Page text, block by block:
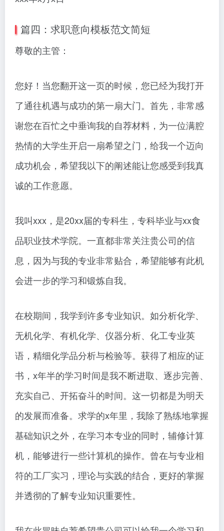
篇四：求职意向模板范文简短
尊敬的主管：
您好！当您翻开这一页的时候，您已经为我打开
了通往机遇与成功的第一扇大门。首先，非常感
谢您在百忙之中垂询我的自荐材料，为一位满腔
热情的大学生开启一扇希望之门，给我一个迈向
成功机会，希望我以下的阐述能让您感受到我真
诚的工作意愿。
我叫xxx，是20xx届的专科生，专科毕业与xx食
品职业技术学院。一直都非常关注贵公司的信
息，因为与我的专业非常贴合，希望能够有此机
会进一步的学习和锻炼自我。
在校期间，我学到许多专业知识。如分析化学、
无机化学、有机化学、仪器分析、化工专业英
语，精细化学品分析与检验等。获得了相应的证
书，x年半的学习时间是我不断进取、逐步完善、
充实自己、开拓奋斗的时间。这一切都是为明天
的发展而准备。求学的x年里，我除了熟练地掌握
基础知识之外，在学习本专业的同时，辅修计算
机，能够进行一些计算机的操作。曾在与专业相
符的工厂实习，理论与实践的结合，更好的掌握
并透彻的了解专业知识重要性。